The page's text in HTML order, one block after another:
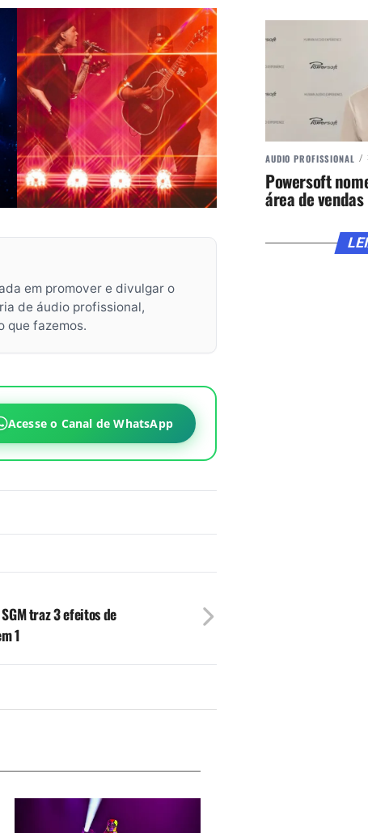
em promover e divulgar o
de áudio profissional,
que fazemos.
Acesse o Canal de WhatsApp
traz 3 efeitos de
1
AUDIO PROFISSIONAL
Powersoft
área de